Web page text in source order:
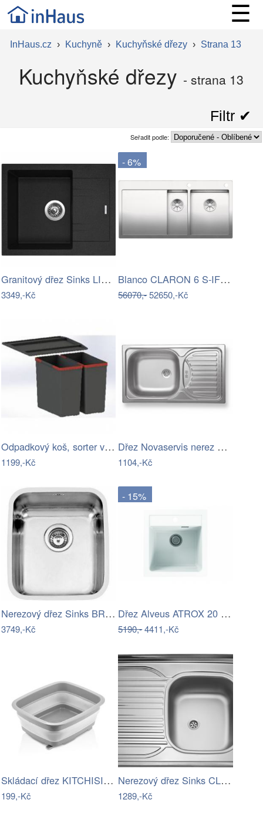
☰
InHaus.cz › Kuchyně › Kuchyňské dřezy › Strana 13
Kuchyňské dřezy - strana 13
Filtr ✔︎
Seřadit podle:
Granitový dřez Sinks LINEA 600 N…
3349,-Kč
- 6%
Blanco CLARON 6 S-IF InFino Nerez…
56070,-52650,-Kč
Odpadkový koš, sorter vestavný Franke…
1199,-Kč
Dřez Novaservis nerez DR43/76
1104,-Kč
Nerezový dřez Sinks BRASILIA 380 V 0…
3749,-Kč
- 15%
Dřez Alveus ATROX 20 / 11 bílá 1131986
5190,-4411,-Kč
Skládací dřez KITCHISIMO 9l
199,-Kč
Nerezový dřez Sinks CLP-D 800 M 0,5mm…
1289,-Kč